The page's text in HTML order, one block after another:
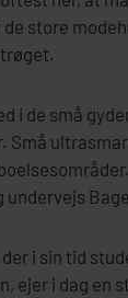
store
i de små
Små
undervejs
i sin tid
ejer i dag en